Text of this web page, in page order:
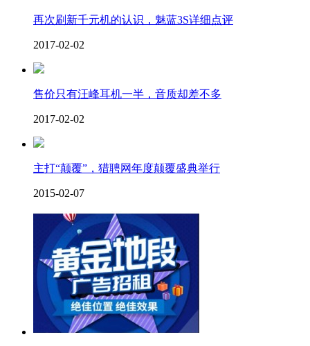
再次刷新千元机的认识，魅蓝3S详细点评
2017-02-02
售价只有汪峰耳机一半，音质却差不多
2017-02-02
主打“颠覆”，猎聘网年度颠覆盛典举行
2015-02-07